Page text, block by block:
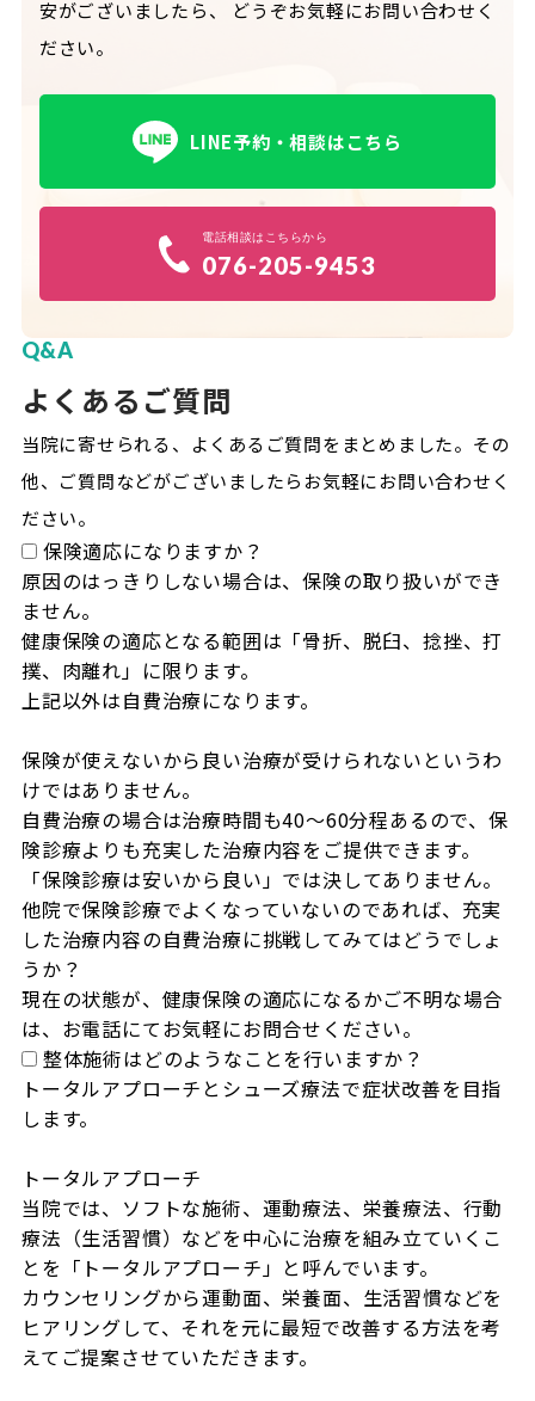
安がございましたら、
どうぞお気軽にお問い合わせく
ださい。
LINE予約・相談はこちら
電話相談はこちらから
076-205-9453
Q&A
よくあるご質問
当院に寄せられる、よくあるご質問をまとめました。 その
他、ご質問などがございましたらお気軽にお問い合わせく
ださい。
保険適応になりますか？
原因のはっきりしない場合は、保険の取り扱いができ
ません。
健康保険の適応となる範囲は「骨折、脱臼、捻挫、打
撲、肉離れ」に限ります。
上記以外は自費治療になります。
保険が使えないから良い治療が受けられないというわ
けではありません。
自費治療の場合は治療時間も40～60分程あるので、保
険診療よりも充実した治療内容をご提供できます。
「保険診療は安いから良い」では決してありません。
他院で保険診療でよくなっていないのであれば、充実
した治療内容の自費治療に挑戦してみてはどうでしょ
うか？
現在の状態が、健康保険の適応になるかご不明な場合
は、お電話にてお気軽にお問合せください。
整体施術はどのようなことを行いますか？
トータルアプローチとシューズ療法で症状改善を目指
します。
トータルアプローチ
当院では、ソフトな施術、運動療法、栄養療法、行動
療法（生活習慣）などを中心に治療を組み立ていくこ
とを「トータルアプローチ」と呼んでいます。
カウンセリングから運動面、栄養面、生活習慣などを
ヒアリングして、それを元に最短で改善する方法を考
えてご提案させていただきます。